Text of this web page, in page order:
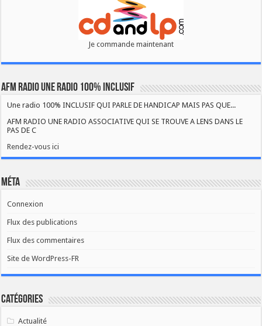
Je commande maintenant
AFM RADIO UNE RADIO 100% INCLUSIF
Une radio 100% INCLUSIF QUI PARLE DE HANDICAP MAIS PAS QUE...
AFM RADIO UNE RADIO ASSOCIATIVE QUI SE TROUVE A LENS DANS LE
PAS DE C
Rendez-vous ici
Méta
Connexion
Flux des publications
Flux des commentaires
Site de WordPress-FR
Catégories
Actualité